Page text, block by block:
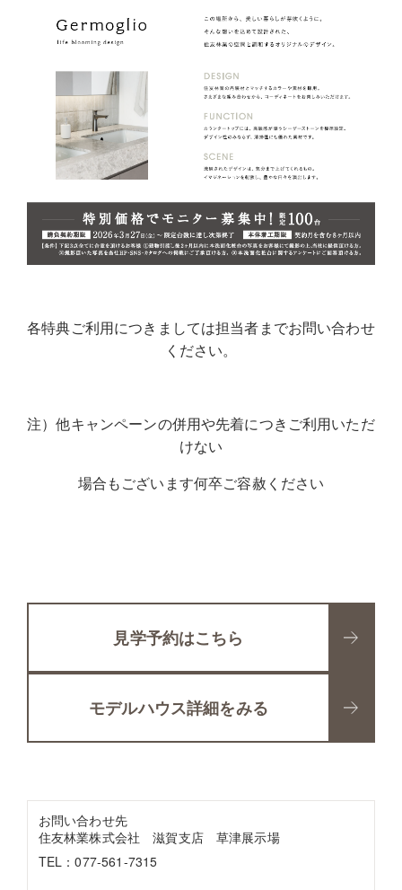
各特典ご利用につきましては担当者までお問い合わせ
ください。
注）他キャンペーンの併用や先着につきご利用いただ
けない
場合もございます何卒ご容赦ください
見学予約はこちら
モデルハウス詳細をみる
お問い合わせ先
住友林業株式会社 滋賀支店 草津展示場
TEL：077-561-7315